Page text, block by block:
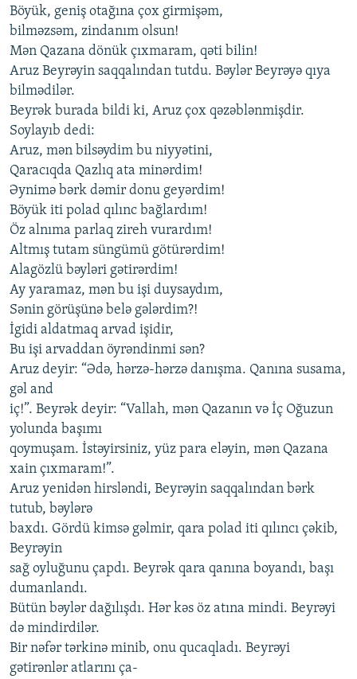
Böyük, geniş otağına çox girmişəm,
bilməzsəm, zindanım olsun!
Mən Qazana dönük çıxmaram, qəti bilin!
Aruz Beyrəyin saqqalından tutdu. Bəylər Beyrəyə qıya
bilmədilər.
Beyrək burada bildi ki, Aruz çox qəzəblənmişdir.
Soylayıb dedi:
Aruz, mən bilsəydim bu niyyətini,
Qaracıqda Qazlıq ata minərdim!
Əynimə bərk dəmir donu geyərdim!
Böyük iti polad qılınc bağlardım!
Öz alnıma parlaq zireh vurardım!
Altmış tutam süngümü götürərdim!
Alagözlü bəyləri gətirərdim!
Ay yaramaz, mən bu işi duysaydım,
Sənin görüşünə belə gələrdim?!
İgidi aldatmaq arvad işidir,
Bu işi arvaddan öyrəndinmi sən?
Aruz deyir: “Ədə, hərzə-hərzə danışma. Qanına susama,
gəl and
iç!”. Beyrək deyir: “Vallah, mən Qazanın və İç Oğuzun
yolunda başımı
qoymuşam. İstəyirsiniz, yüz para eləyin, mən Qazana
xain çıxmaram!”.
Aruz yenidən hirsləndi, Beyrəyin saqqalından bərk
tutub, bəylərə
baxdı. Gördü kimsə gəlmir, qara polad iti qılıncı çəkib,
Beyrəyin
sağ oyluğunu çapdı. Beyrək qara qanına boyandı, başı
dumanlandı.
Bütün bəylər dağılışdı. Hər kəs öz atına mindi. Beyrəyi
də mindirdilər.
Bir nəfər tərkinə minib, onu qucaqladı. Beyrəyi
gətirənlər atlarını ça-